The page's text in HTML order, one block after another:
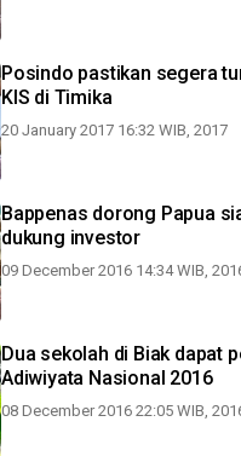
Posindo pastikan segera
KIS di Timika
20 January 2017 16:32 WIB, 2017
Bappenas dorong Papua
dukung investor
09 December 2016 14:34 WIB,
Dua sekolah di Biak dapat
Adiwiyata Nasional 2016
08 December 2016 22:05 WIB,